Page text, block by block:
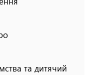
та дитячий